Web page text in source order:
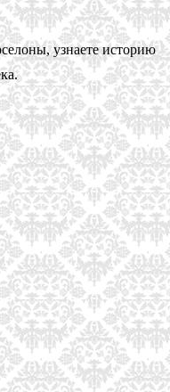
узнаете историю